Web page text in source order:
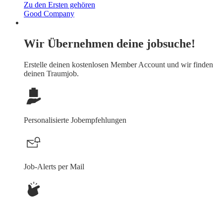
Zu den Ersten gehören
Good Company
Wir Übernehmen deine jobsuche!
Erstelle deinen kostenlosen Member Account und wir finden
deinen Traumjob.
Personalisierte Jobempfehlungen
Job-Alerts per Mail